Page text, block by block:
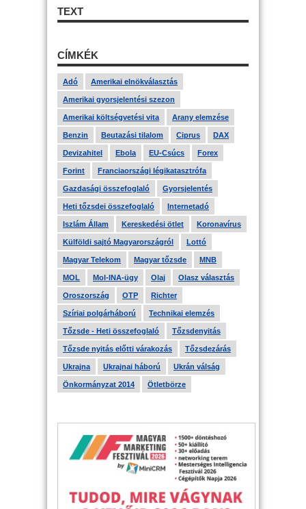
TEXT
CÍMKÉK
Adó Amerikai elnökválasztás
Amerikai gyorsjelentési szezon
Amerikai költségvetési vita Arany elemzése
Benzin Beutazási tilalom Ciprus DAX
Devizahitel Ebola EU-Csúcs Forex
Forint Franciaországi légikatasztrófa
Gazdasági összefoglaló Gyorsjelentés
Heti tőzsdei összefoglaló Internetadó
Iszlám Állam Kereskedési ötlet Koronavírus
Külföldi sajtó Magyarországról Lottó
Magyar Telekom Magyar tőzsde MNB
MOL Mol-INA-ügy Olaj Olasz választás
Oroszország OTP Richter
Szíriai polgárháború Technikai elemzés
Tőzsde - Heti összefoglaló Tőzsdenyitás
Tőzsde nyitás előtti várakozás Tőzsdezárás
Ukrajna Ukrajnai háború Ukrán válság
Önkormányzat 2014 Ötletbörze